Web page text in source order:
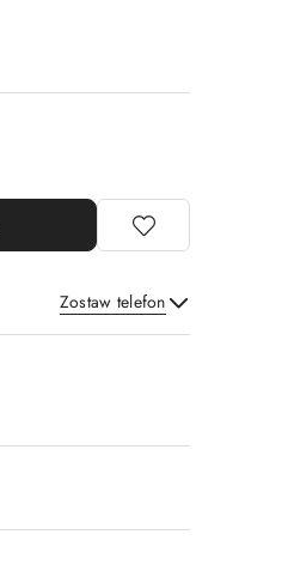
Zostaw telefon
Wyślij